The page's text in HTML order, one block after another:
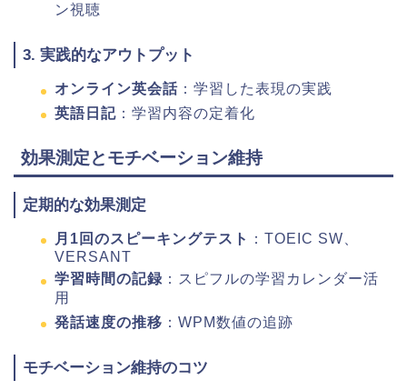
ン視聴
3. 実践的なアウトプット
オンライン英会話 ：学習した表現の実践
英語日記 ：学習内容の定着化
効果測定とモチベーション維持
定期的な効果測定
月1回のスピーキングテスト
：TOEIC SW、
VERSANT
学習時間の記録 ：スピフルの学習カレンダー活
用
発話速度の推移 ：WPM数値の追跡
モチベーション維持のコツ